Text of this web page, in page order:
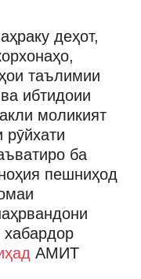
деҳот,
таълимии
ибтидоии
моликият
рӯйхати
ба
пешниҳод
хабардор
АМИТ